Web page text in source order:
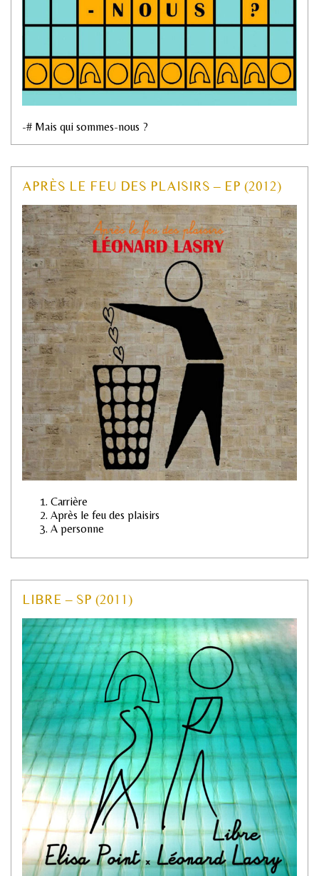
-# Mais qui sommes-nous ?
APRÈS LE FEU DES PLAISIRS – EP (2012)
Carrière
Après le feu des plaisirs
A personne
LIBRE – SP (2011)